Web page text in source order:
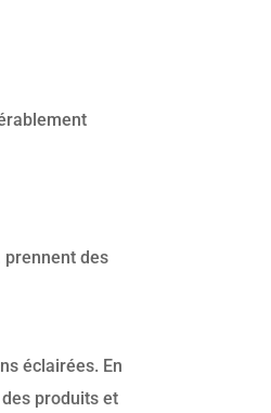
prennent des
éclairées. En
produits et